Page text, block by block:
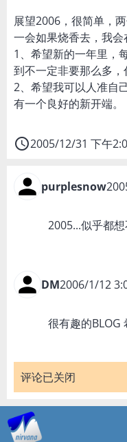
展望2006，很简单，两
一会如果烧香去，我会
1、希望新的一年里，
到不一定非要那么多，
2、希望我可以人准自
有一个良好的新开端。
access_time2005/12/31 下午
purplesnow
2005...似乎都
DM2006/1/12
很有趣的BLOG
评论已关闭